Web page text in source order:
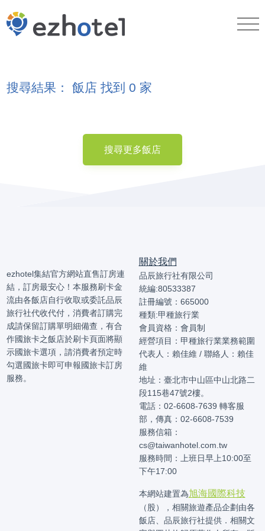
搜尋結果： 飯店 找到 0 家
搜尋更多飯店
ezhotel集結官方網站直售訂房連
結，訂房最安心！本服務刷卡金
流由各飯店自行收取或委託品辰
旅行社代收代付，消費者訂購完
成請保留訂購單明細備查，有合
作國旅卡之飯店於刷卡頁面將顯
示國旅卡選項，請消費者預定時
勾選國旅卡即可申報國旅卡訂房
服務。
關於我們
品辰旅行社有限公司
統編:80533387
註冊編號：665000
種類:甲種旅行業
會員資格：會員制
經營項目：甲種旅行業業務範圍
代表人：賴佳維 / 聯絡人：賴佳
維
地址：臺北市中山區中山北路二
段115巷47號2樓。
電話：02-6608-7639 轉客服
部，傳真：02-6608-7539
服務信箱：
cs@taiwanhotel.com.tw
服務時間：上班日早上10:00至
下午17:00
本網站建置為旭海國際科技
（股），相關旅遊產品企劃由各
飯店、品辰旅行社提供．相關文